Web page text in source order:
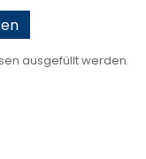
ausgefüllt werden.